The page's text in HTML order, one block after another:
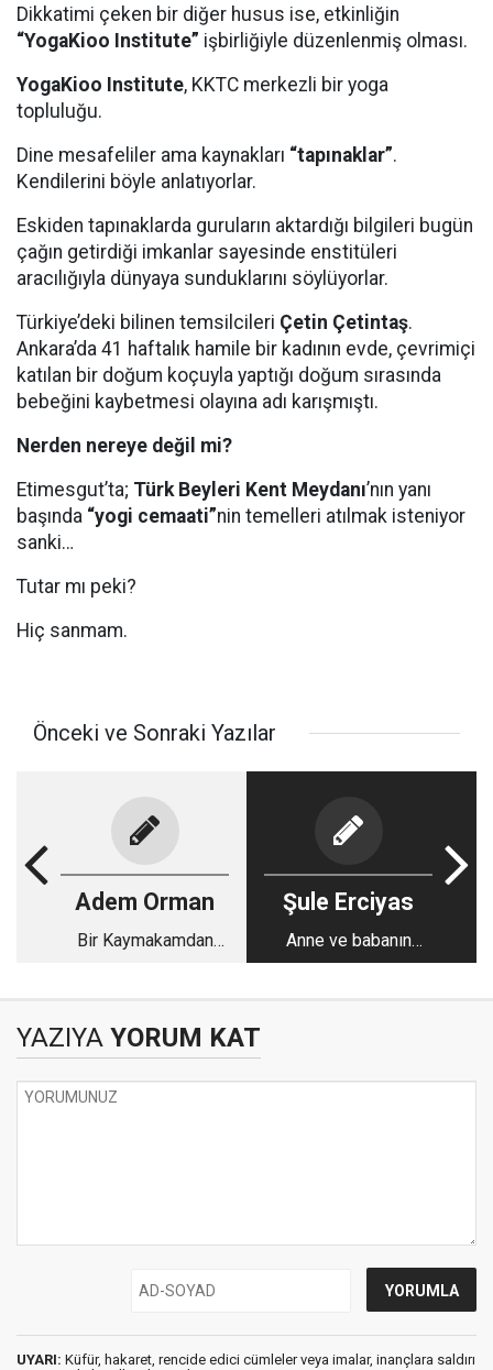
Dikkatimi çeken bir diğer husus ise, etkinliğin
“YogaKioo Institute” işbirliğiyle düzenlenmiş olması.
YogaKioo Institute, KKTC merkezli bir yoga
topluluğu.
Dine mesafeliler ama kaynakları “tapınaklar”.
Kendilerini böyle anlatıyorlar.
Eskiden tapınaklarda guruların aktardığı bilgileri bugün
çağın getirdiği imkanlar sayesinde enstitüleri
aracılığıyla dünyaya sunduklarını söylüyorlar.
Türkiye’deki bilinen temsilcileri Çetin Çetintaş.
Ankara’da 41 haftalık hamile bir kadının evde, çevrimiçi
katılan bir doğum koçuyla yaptığı doğum sırasında
bebeğini kaybetmesi olayına adı karışmıştı.
Nerden nereye değil mi?
Etimesgut’ta; Türk Beyleri Kent Meydanı’nın yanı
başında “yogi cemaati”nin temelleri atılmak isteniyor
sanki…
Tutar mı peki?
Hiç sanmam.
Önceki ve Sonraki Yazılar
Adem Orman
Bir Kaymakamdan
Şule Erciyas
Anne ve babanın
gönlünü kazanmak
YAZIYA YORUM KAT
UYARI: Küfür, hakaret, rencide edici cümleler veya imalar, inançlara saldırı